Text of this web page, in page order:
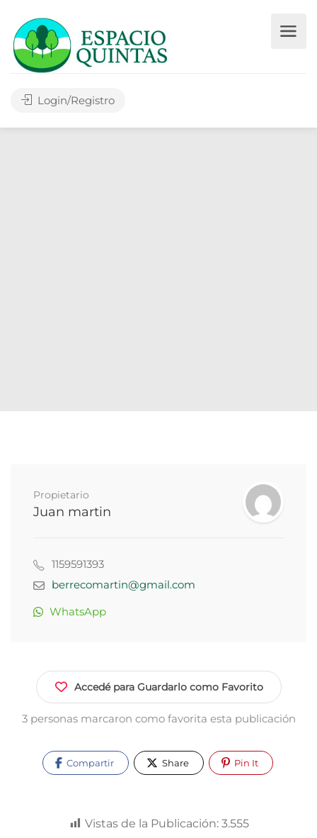
Login/Registro
Propietario
Juan martin
1159591393
berrecomartin@gmail.com
WhatsApp
Accedé para Guardarlo como Favorito
3 personas marcaron como favorita esta publicación
Compartir Share Pin It
Vistas de la Publicación: 3.555